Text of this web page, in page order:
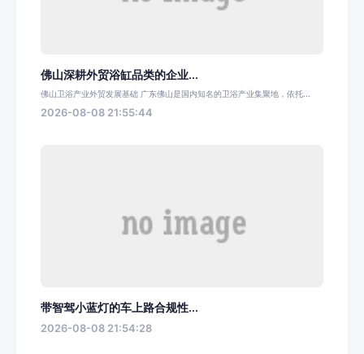
佛山深耕外贸浴缸品类的企业...
佛山卫浴产业外贸发展基础 广东佛山是国内知名的卫浴产业集聚地，依托...
2026-08-08 21:55:44
带智驾小蓝灯的车上路合规性...
2026-08-08 21:54:28